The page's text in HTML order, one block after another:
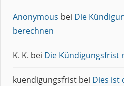
Anonymous bei Die
berechnen
K. K. bei Die Kündigungsfrist
kuendigungsfrist bei Dies ist